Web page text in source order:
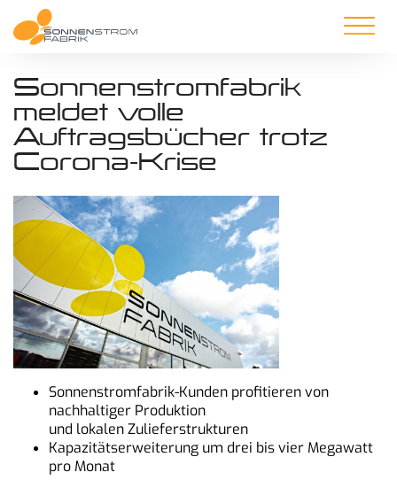
Sonnenstromfabrik
meldet volle
Auftragsbücher trotz
Corona-Krise
Sonnenstromfabrik-Kunden profitieren von
nachhaltiger Produktion
und lokalen Zulieferstrukturen
Kapazitätserweiterung um drei bis vier Megawatt
pro Monat